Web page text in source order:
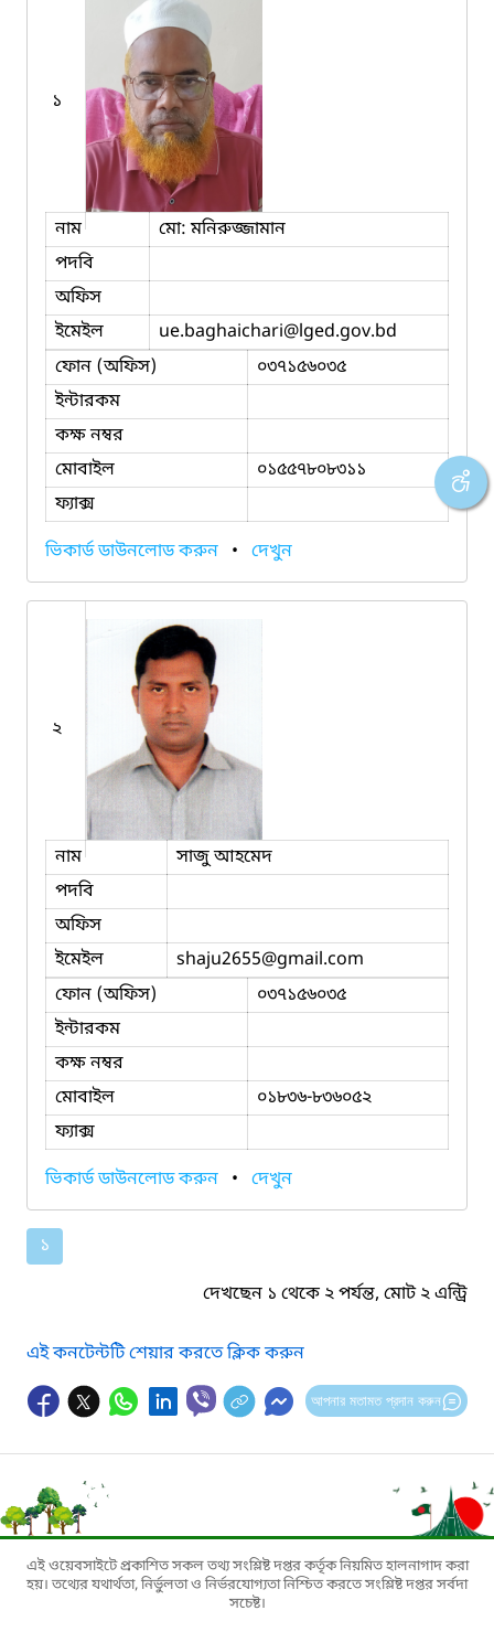
১
নাম
মো: মনিরুজ্জামান
পদবি
অফিস
ইমেইল
ue.baghaichari@lged.gov.bd
ফোন (অফিস)
০৩৭১৫৬০৩৫
ইন্টারকম
কক্ষ নম্বর
মোবাইল
০১৫৫৭৮০৮৩১১
ফ্যাক্স
ভিকার্ড ডাউনলোড করুন • দেখুন
২
নাম
সাজু আহমেদ
পদবি
অফিস
ইমেইল
shaju2655@gmail.com
ফোন (অফিস)
০৩৭১৫৬০৩৫
ইন্টারকম
কক্ষ নম্বর
মোবাইল
০১৮৩৬-৮৩৬০৫২
ফ্যাক্স
ভিকার্ড ডাউনলোড করুন • দেখুন
১
দেখছেন ১ থেকে ২ পর্যন্ত, মোট ২ এন্ট্রি
এই কনটেন্টটি শেয়ার করতে ক্লিক করুন
আপনার মতামত প্রদান করুন
এই ওয়েবসাইটে প্রকাশিত সকল তথ্য সংশ্লিষ্ট দপ্তর কর্তৃক নিয়মিত হালনাগাদ করা
হয়। তথ্যের যথার্থতা, নির্ভুলতা ও নির্ভরযোগ্যতা নিশ্চিত করতে সংশ্লিষ্ট দপ্তর সর্বদা
সচেষ্ট।